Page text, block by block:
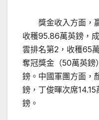
獎金收入方面，贏
收穫95.86萬英鎊，
雲排名第2，收穫65
奪冠獎金（50萬英鎊
鎊。中國軍團方面，
鎊，丁俊暉次席
鎊。